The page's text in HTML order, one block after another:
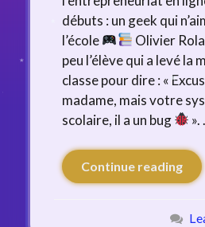
débuts : un geek qui
l’école
Olivier
peu l’élève qui a levé la
classe pour dire : «
madame, mais votre
scolaire, il a un bug
Continue reading